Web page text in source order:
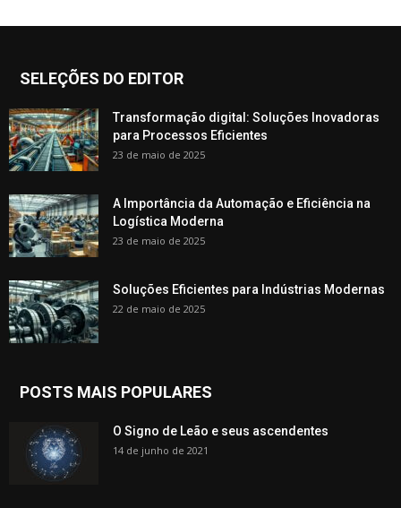
SELEÇÕES DO EDITOR
Transformação digital: Soluções Inovadoras
para Processos Eficientes
23 de maio de 2025
A Importância da Automação e Eficiência na
Logística Moderna
23 de maio de 2025
Soluções Eficientes para Indústrias Modernas
22 de maio de 2025
POSTS MAIS POPULARES
O Signo de Leão e seus ascendentes
14 de junho de 2021